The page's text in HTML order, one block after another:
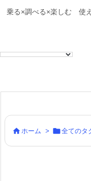
乗る×調べる×楽しむ 使
 ホーム > 全てのタ